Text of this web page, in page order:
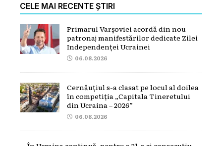
CELE MAI RECENTE ȘTIRI
Primarul Varșoviei acordă din nou
patronaj manifestărilor dedicate Zilei
Independenței Ucrainei
06.08.2026
Cernăuțiul s-a clasat pe locul al doilea
în competiția „Capitala Tineretului
din Ucraina – 2026”
06.08.2026